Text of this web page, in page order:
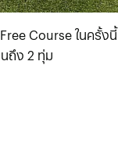
Course ในครั้งนี้
ถึง 2 ทุ่ม